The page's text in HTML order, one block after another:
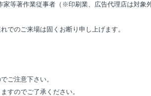
家等著作業従事者（※印刷業、広告代理店は対象
のご来場は固くお断り申し上げます。
ご注意下さい。
すのでご了承ください。